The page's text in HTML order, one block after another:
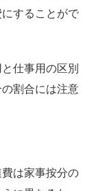
することがで
仕事用の区別
割合には注意
は家事按分の